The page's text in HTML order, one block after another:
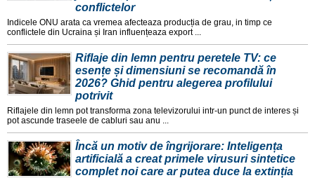
conflictelor
Indicele ONU arata ca vremea afecteaza producția de grau, in timp ce
conflictele din Ucraina și Iran influențeaza export ...
Riflaje din lemn pentru peretele TV: ce
esențe și dimensiuni se recomandă în
2026? Ghid pentru alegerea profilului
potrivit
Riflajele din lemn pot transforma zona televizorului intr-un punct de interes și
pot ascunde traseele de cabluri sau anu ...
Încă un motiv de îngrijorare: Inteligența
artificială a creat primele virusuri sintetice
complet noi care ar putea duce la extinția